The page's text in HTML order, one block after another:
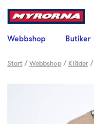
Webbshop Butiker
Start /Webbshop / Kläder /